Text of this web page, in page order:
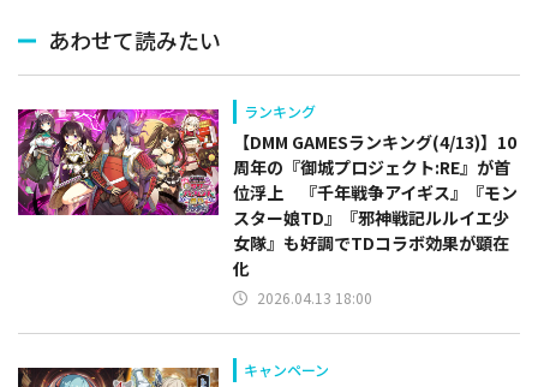
あわせて読みたい
ランキング
【DMM GAMESランキング(4/13)】10
周年の『御城プロジェクト:RE』が首
位浮上 『千年戦争アイギス』『モン
スター娘TD』『邪神戦記ルルイエ少
女隊』も好調でTDコラボ効果が顕在
化
2026.04.13 18:00
キャンペーン